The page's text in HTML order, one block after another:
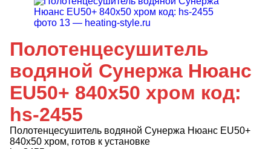
Полотенцесушитель
водяной Сунержа Нюанс
EU50+ 840х50 хром код:
hs-2455
Полотенцесушитель водяной Сунержа Нюанс EU50+
840х50 хром, готов к установке